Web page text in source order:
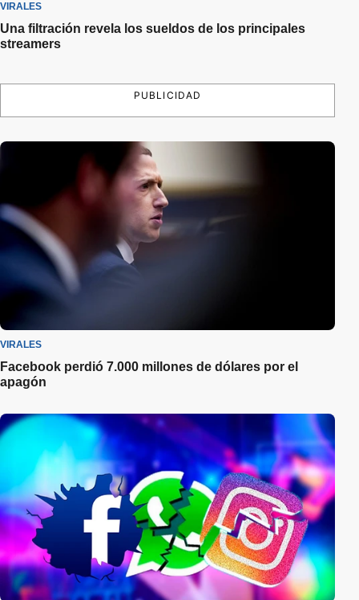
VIRALES
Una filtración revela los sueldos de los principales
streamers
PUBLICIDAD
VIRALES
Facebook perdió 7.000 millones de dólares por el
apagón